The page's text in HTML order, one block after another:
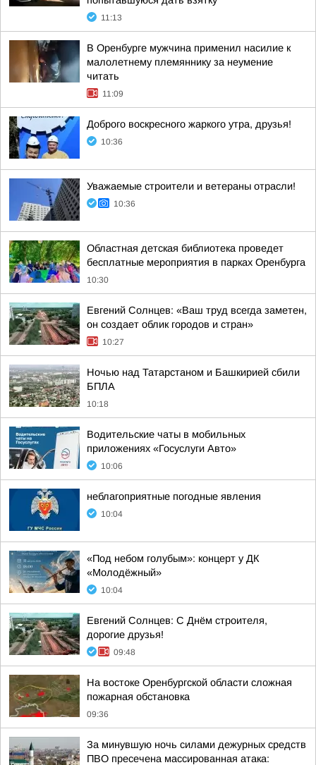
11:13
В Оренбурге мужчина применил насилие к
малолетнему племяннику за неумение
читать
11:09
Доброго воскресного жаркого утра, друзья!
10:36
Уважаемые строители и ветераны отрасли!
10:36
Областная детская библиотека проведет
бесплатные мероприятия в парках Оренбурга
10:30
Евгений Солнцев: «Ваш труд всегда заметен,
он создает облик городов и стран»
10:27
Ночью над Татарстаном и Башкирией сбили
БПЛА
10:18
Водительские чаты в мобильных
приложениях «Госуслуги Авто»
10:06
неблагоприятные погодные явления
10:04
«Под небом голубым»: концерт у ДК
«Молодёжный»
10:04
Евгений Солнцев: С Днём строителя,
дорогие друзья!
09:48
На востоке Оренбургской области сложная
пожарная обстановка
09:36
За минувшую ночь силами дежурных средств
ПВО пресечена массированная атака: